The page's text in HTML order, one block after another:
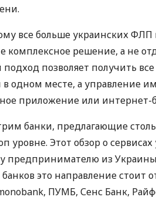
все больше украинских ФЛП
комплексное решение, а не
позволяет получить
одном месте, а управление
приложение или интернет-
банки, предлагающие
уровне. Этот обзор о
предпринимателю из
это направление стоит
ПУМБ, Сенс Банк,